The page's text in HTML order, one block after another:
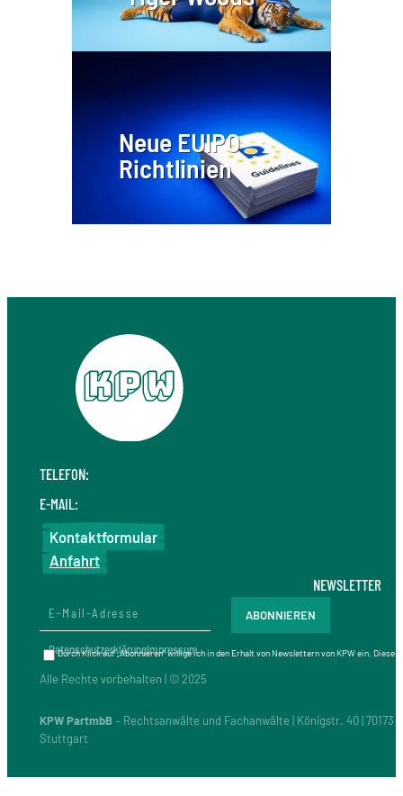
Neue EUIPO
Richtlinien
TELEFON:
E-MAIL:
Kontaktformular
Anfahrt
DatenschutzerklärungImpressum
Alle Rechte vorbehalten | © 2025
KPW PartmbB– Rechtsanwälte und Fachanwälte | Königstr. 40 | 70173
Stuttgart
NEWSLETTER
Durch Klick auf „Abonnieren“ willige ich in den Erhalt von Newslettern von KPW ein.